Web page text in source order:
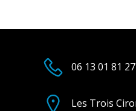
06 13 01 81 27
Les Trois